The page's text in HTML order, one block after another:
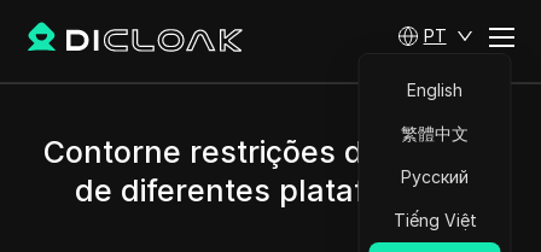
PT
English
繁體中文
Русский
Tiếng Việt
Contorne restrições de Israel e
de diferentes plataformas.